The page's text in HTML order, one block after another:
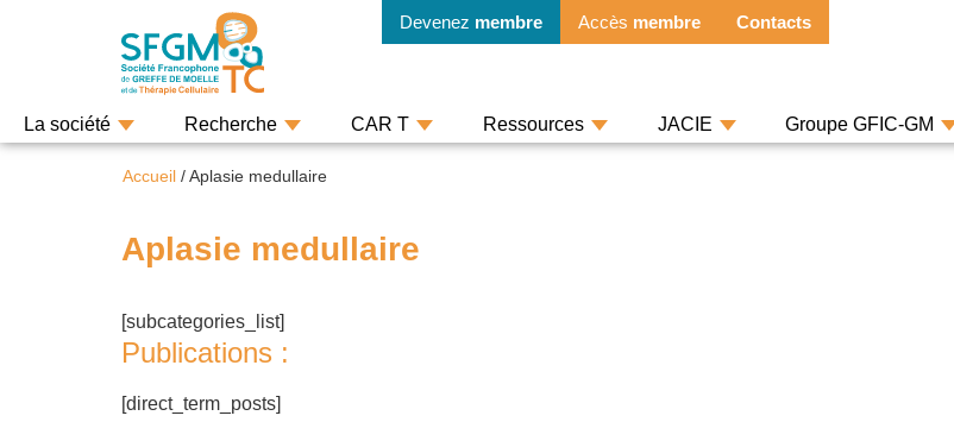
Devenez membre Accès membre Contacts
La société Recherche CAR T Ressources JACIE Groupe GFIC-GM
Accueil / Aplasie medullaire
Aplasie medullaire
[subcategories_list]
Publications :
[direct_term_posts]